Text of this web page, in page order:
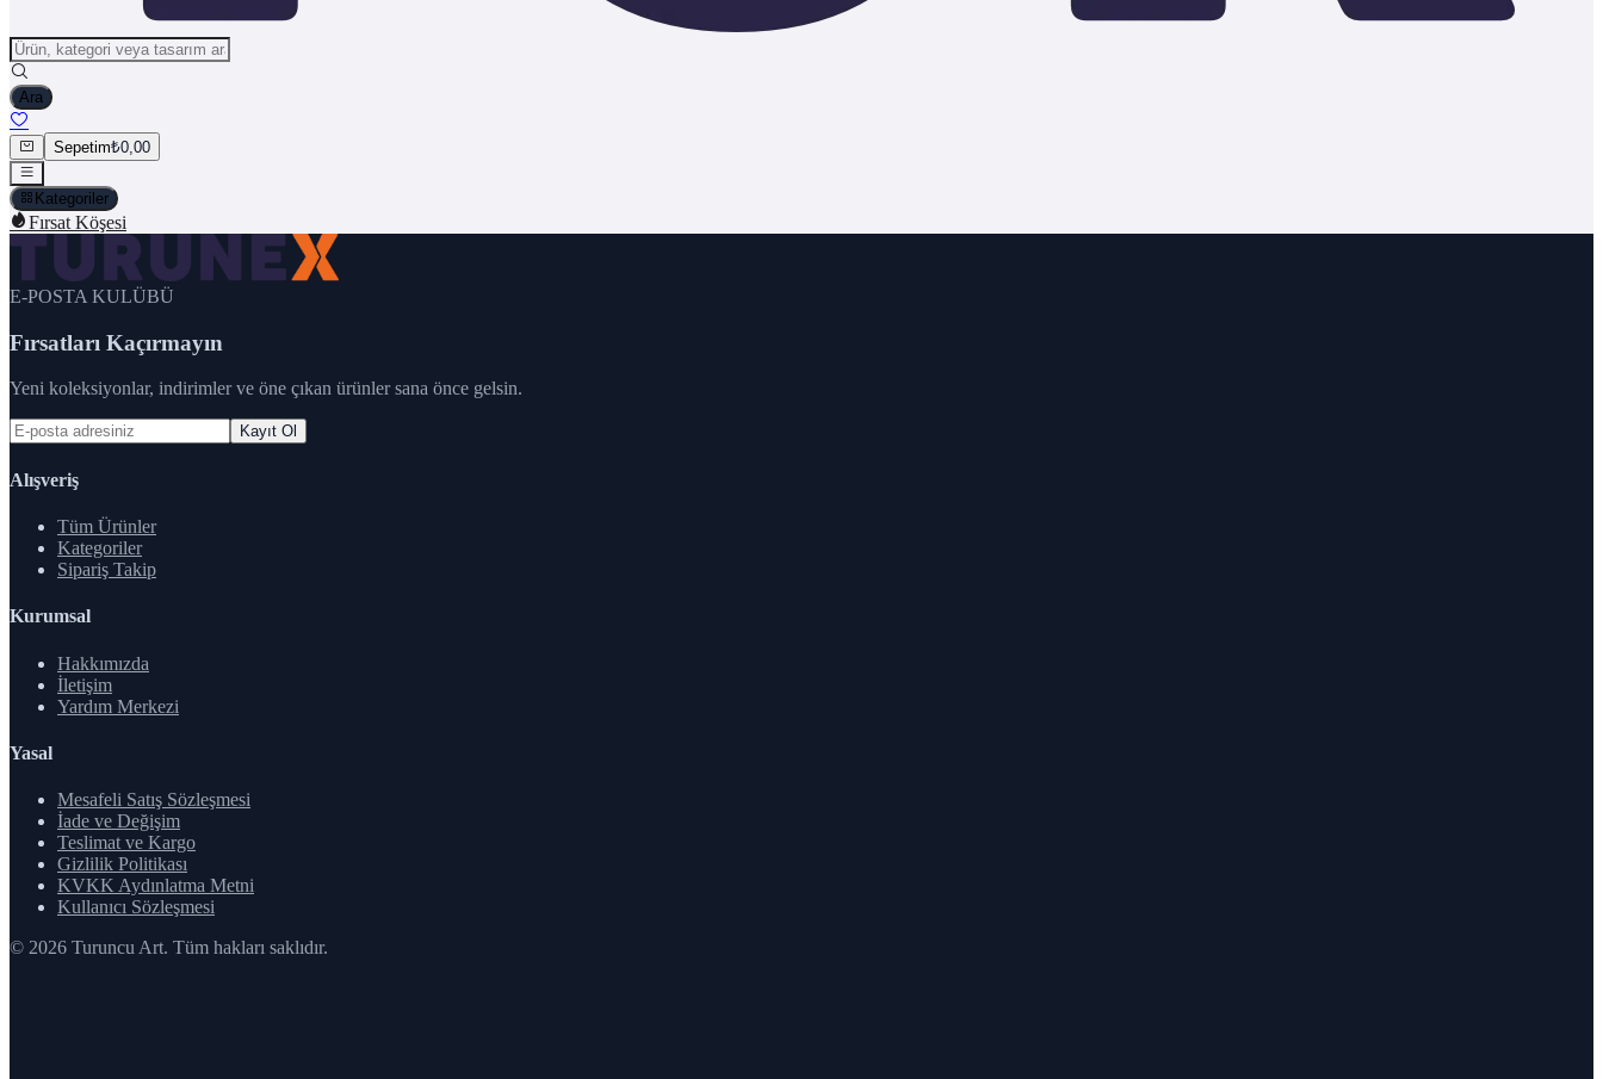
Ara
Sepetim₺0,00
Kategoriler
Fırsat Köşesi
E-POSTA KULÜBÜ
Fırsatları Kaçırmayın
Yeni koleksiyonlar, indirimler ve öne çıkan ürünler sana önce gelsin.
Kayıt Ol
Alışveriş
Tüm Ürünler
Kategoriler
Sipariş Takip
Kurumsal
Hakkımızda
İletişim
Yardım Merkezi
Yasal
Mesafeli Satış Sözleşmesi
İade ve Değişim
Teslimat ve Kargo
Gizlilik Politikası
KVKK Aydınlatma Metni
Kullanıcı Sözleşmesi
© 2026 Turuncu Art. Tüm hakları saklıdır.